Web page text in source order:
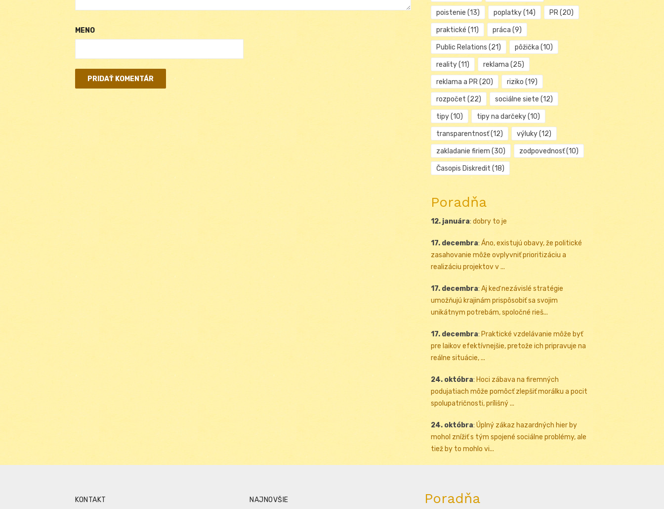
MENO
poistenie (13) poplatky(14) PR(20)
praktické (11) práca (9)
Public Relations (21) pôžička (10)
reality(11) reklama (25)
reklama a PR(20) riziko (19)
rozpočet (22) sociálne siete (12)
tipy(10) tipy na darčeky(10)
transparentnosť(12) výluky(12)
zakladanie firiem (30) zodpovednosť(10)
Časopis Diskredit (18)
Poradňa
12. januára: dobry to je
17. decembra: Áno, existujú obavy, že politické
zasahovanie môže ovplyvniť prioritizáciu a
realizáciu projektov v ...
17. decembra: Aj keď nezávislé stratégie
umožňujú krajinám prispôsobiť sa svojim
unikátnym potrebám, spoločné rieš...
17. decembra: Praktické vzdelávanie môže byť
pre laikov efektívnejšie, pretože ich pripravuje na
reálne situácie, ...
24. októbra: Hoci zábava na firemných
podujatiach môže pomôcť zlepšiť morálku a pocit
spolupatričnosti, prílišný ...
24. októbra: Úplný zákaz hazardných hier by
mohol znížiť s tým spojené sociálne problémy, ale
tiež by to mohlo vi...
KONTAKT NAJNOVŠIE Poradňa